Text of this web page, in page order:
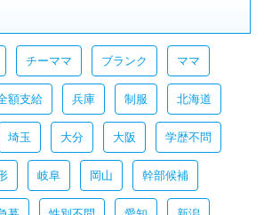
チーママ ブランク ママ
額支給 兵庫 制服 北海道
埼玉 大分 大阪 学歴不問
岐阜 岡山 幹部候補